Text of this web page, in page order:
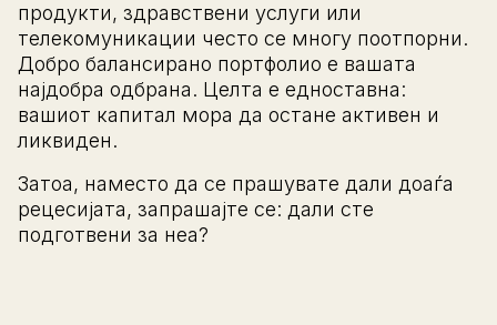
продукти, здравствени услуги или
телекомуникации често се многу поотпорни.
Добро балансирано портфолио е вашата
најдобра одбрана. Целта е едноставна:
вашиот капитал мора да остане активен и
ликвиден.
Затоа, наместо да се прашувате дали доаѓа
рецесијата, запрашајте се: дали сте
подготвени за неа?